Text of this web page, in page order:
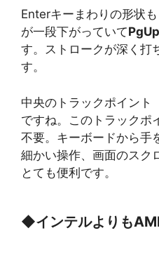
Enterキーまわりの形状
が一段下がっていて
す。ストロークが深く打
す。
中央のトラックポイント
ですね。このトラックポ
不要。キーボードから手
細かい操作、画面のスク
とても便利です。
◆インテルよりも